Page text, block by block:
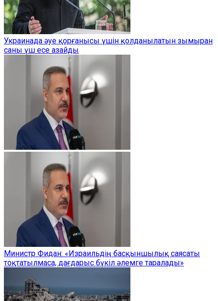
Украинада әуе қорғанысы үшін қолданылатын зымыран
саны үш есе азайды
Министр Фидан: «Израильдің басқыншылық саясаты
тоқтатылмаса, дағдарыс бүкіл әлемге таралады»